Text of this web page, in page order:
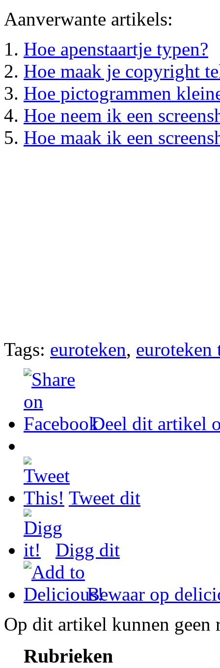
Aanverwante artikels:
Hoe apenstaartje typen?
Hoe maak je copyright
Hoe pictogrammen
Hoe neem ik een
Hoe maak ik een
Tags: euroteken, euroteken
Deel dit artikel
Tweet dit
Digg dit
Bewaar op
Op dit artikel kunnen geen
Rubrieken